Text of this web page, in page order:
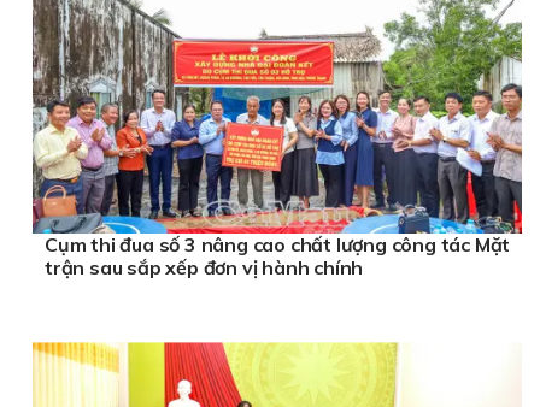
Cụm thi đua số 3 nâng cao chất lượng công tác Mặt
trận sau sắp xếp đơn vị hành chính